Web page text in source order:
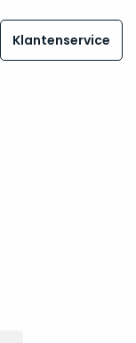
Klantenservice